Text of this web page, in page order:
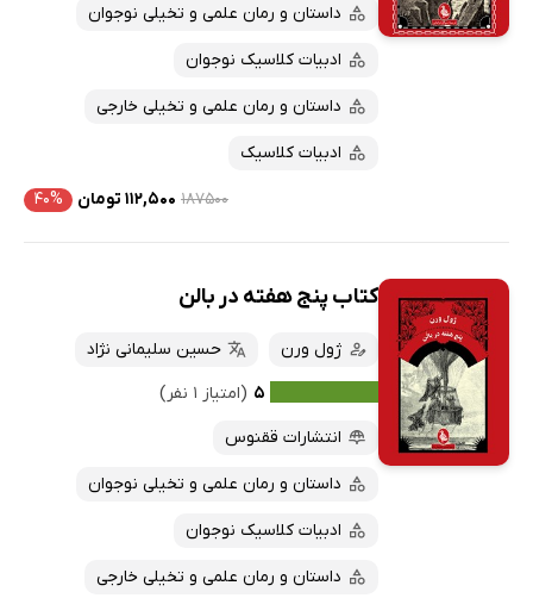
داستان و رمان علمی و تخیلی نوجوان
ادبیات کلاسیک نوجوان
داستان و رمان علمی و تخیلی خارجی
ادبیات کلاسیک
۱۸۷۵۰۰ ۱۱۲,۵۰۰ تومان ۴۰%
کتاب پنج هفته در بالن
ژول ورن
حسین سلیمانی نژاد
۵ (امتیاز ۱ نفر)
انتشارات ققنوس
داستان و رمان علمی و تخیلی نوجوان
ادبیات کلاسیک نوجوان
داستان و رمان علمی و تخیلی خارجی